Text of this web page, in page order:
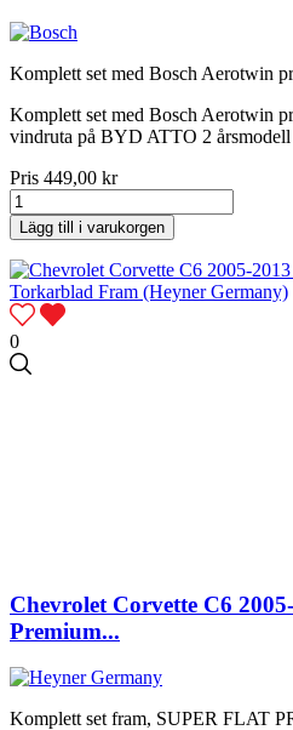
Komplett set med Bosch Aerotwin
Komplett set med Bosch Aerotwin
vindruta på BYD ATTO 2
Pris 449,00 kr
Lägg till i varukorgen
0
Chevrolet Corvette C6
Premium...
Komplett set fram, SUPER FLAT